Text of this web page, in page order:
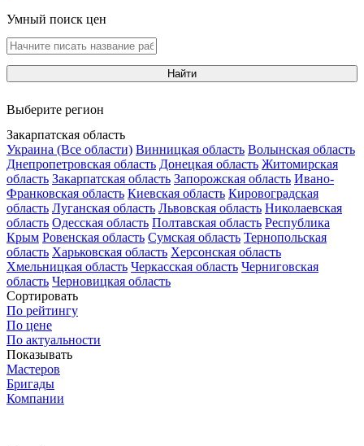
Умный поиск цен
Найти
Выберите регион
Закарпатская область
Украина (Все области) Винницкая область Волынская область
Днепропетровская область Донецкая область Житомирская
область Закарпатская область Запорожская область Ивано-
Франковская область Киевская область Кировоградская
область Луганская область Львовская область Николаевская
область Одесская область Полтавская область Республика
Крым Ровенская область Сумская область Тернопольская
область Харьковская область Херсонская область
Хмельницкая область Черкасская область Черниговская
область Черновицкая область
Сортировать
По рейтингу
По цене
По актуальности
Показывать
Мастеров
Бригады
Компании